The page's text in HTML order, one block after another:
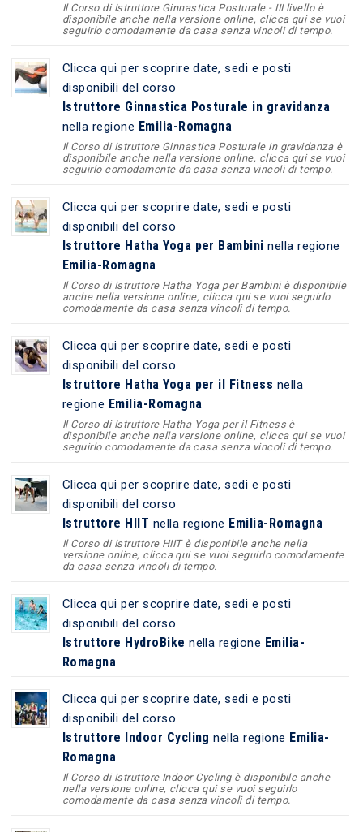
Il Corso di Istruttore Ginnastica Posturale - III livello è
disponibile anche nella versione online, clicca qui se vuoi
seguirlo comodamente da casa senza vincoli di tempo.
Clicca qui per scoprire date, sedi e posti
disponibili del corso
Istruttore Ginnastica Posturale in gravidanza
nella regione Emilia-Romagna
Il Corso di Istruttore Ginnastica Posturale in gravidanza è
disponibile anche nella versione online, clicca qui se vuoi
seguirlo comodamente da casa senza vincoli di tempo.
Clicca qui per scoprire date, sedi e posti
disponibili del corso
Istruttore Hatha Yoga per Bambini nella regione
Emilia-Romagna
Il Corso di Istruttore Hatha Yoga per Bambini è disponibile
anche nella versione online, clicca qui se vuoi seguirlo
comodamente da casa senza vincoli di tempo.
Clicca qui per scoprire date, sedi e posti
disponibili del corso
Istruttore Hatha Yoga per il Fitness nella
regione Emilia-Romagna
Il Corso di Istruttore Hatha Yoga per il Fitness è
disponibile anche nella versione online, clicca qui se vuoi
seguirlo comodamente da casa senza vincoli di tempo.
Clicca qui per scoprire date, sedi e posti
disponibili del corso
Istruttore HIIT nella regione Emilia-Romagna
Il Corso di Istruttore HIIT è disponibile anche nella
versione online, clicca qui se vuoi seguirlo comodamente
da casa senza vincoli di tempo.
Clicca qui per scoprire date, sedi e posti
disponibili del corso
Istruttore HydroBike nella regione Emilia-
Romagna
Clicca qui per scoprire date, sedi e posti
disponibili del corso
Istruttore Indoor Cycling nella regione Emilia-
Romagna
Il Corso di Istruttore Indoor Cycling è disponibile anche
nella versione online, clicca qui se vuoi seguirlo
comodamente da casa senza vincoli di tempo.